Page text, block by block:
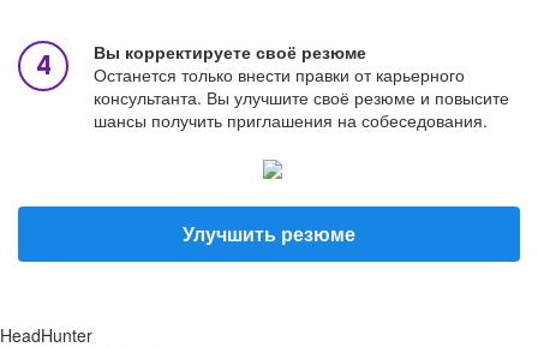
Вы корректируете своё резюме
Останется только внести правки от карьерного
консультанта. Вы улучшите своё резюме и повысите
шансы получить приглашения на собеседования.
Улучшить резюме
HeadHunter